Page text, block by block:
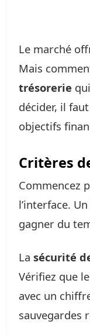
Le marché
Mais
trésorerie
décider, il
objectifs
Critères
Commencez
l’interface.
gagner du
La sécurité
Vérifiez que
avec un
sauvegardes